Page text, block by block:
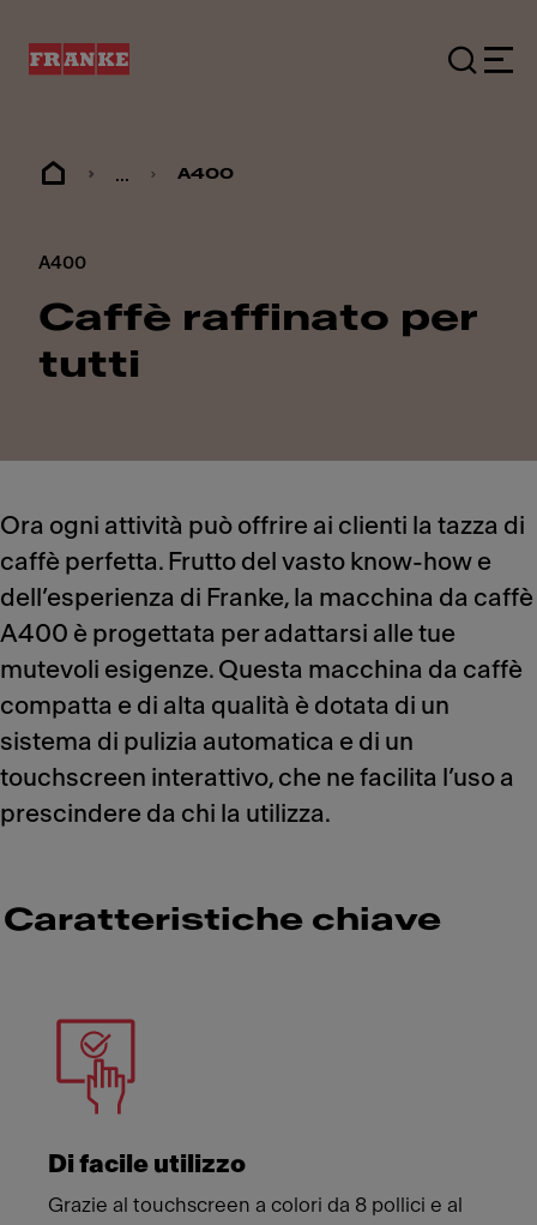
... A400
A400
Caffè raffinato per
tutti
Ora ogni attività può offrire ai clienti la tazza di
caffè perfetta. Frutto del vasto know-how e
dell’esperienza di Franke, la macchina da caffè
A400 è progettata per adattarsi alle tue
mutevoli esigenze. Questa macchina da caffè
compatta e di alta qualità è dotata di un
sistema di pulizia automatica e di un
touchscreen interattivo, che ne facilita l’uso a
prescindere da chi la utilizza.
Caratteristiche chiave
Di facile utilizzo
Grazie al touchscreen a colori da 8 pollici e al